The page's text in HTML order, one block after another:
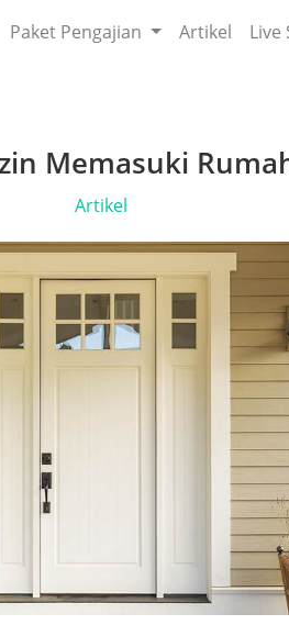
Paket Pengajian Artikel Live
Memasuki
Artikel